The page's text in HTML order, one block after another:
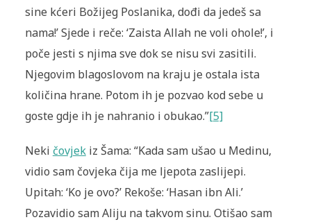
sine kćeri Božijeg Poslanika, dođi da jedeš sa
nama!’ Sjede i reče: ‘Zaista Allah ne voli ohole!’, i
poče jesti s njima sve dok se nisu svi zasitili.
Njegovim blagoslovom na kraju je ostala ista
količina hrane. Potom ih je pozvao kod sebe u
goste gdje ih je nahranio i obukao.”[5]
Neki čovjekiz Šama: “Kada sam ušao u Medinu,
vidio sam čovjeka čija me ljepota zaslijepi.
Upitah: ‘Ko je ovo?’ Rekoše: ‘Hasan ibn Ali.’
Pozavidio sam Aliju na takvom sinu. Otišao sam